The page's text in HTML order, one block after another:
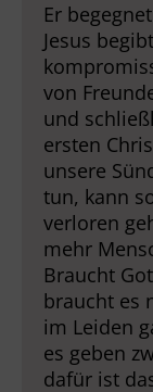
Er
Jesus
von
und
ersten
unsere
tun, kann
verloren
mehr
Braucht
braucht es
im Leiden
es geben
dafür ist